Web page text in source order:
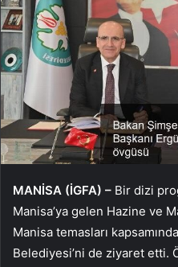
MANİSA (İGFA) – Bir dizi
Manisa’ya gelen Hazine ve
Manisa temasları
Belediyesi’ni de ziyaret etti.